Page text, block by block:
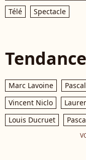
Télé
Spectacle
Marc Lavoine
Vincent Niclo
Louis Ducruet